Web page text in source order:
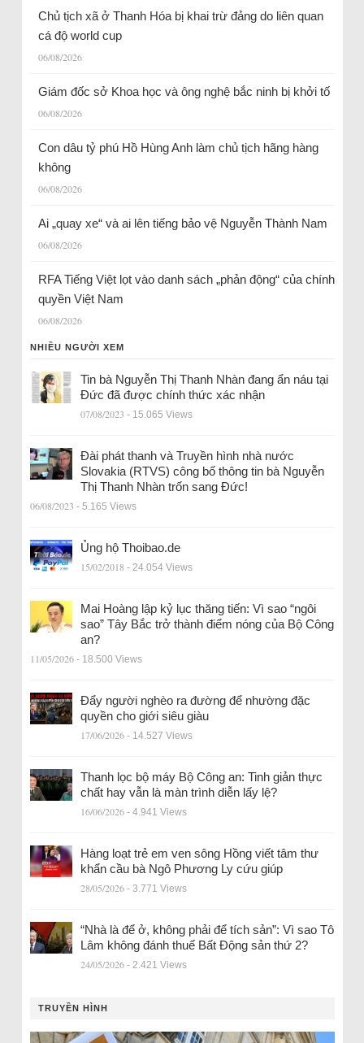
Chủ tịch xã ở Thanh Hóa bị khai trừ đảng do liên quan
cá độ world cup
06/08/2026
Giám đốc sở Khoa học và ông nghệ bắc ninh bị khởi tố
06/08/2026
Con dâu tỷ phú Hồ Hùng Anh làm chủ tịch hãng hàng
không
06/08/2026
Ai „quay xe“ và ai lên tiếng bảo vệ Nguyễn Thành Nam
06/08/2026
RFA Tiếng Việt lọt vào danh sách „phản động“ của chính
quyền Việt Nam
06/08/2026
NHIỀU NGƯỜI XEM
Tin bà Nguyễn Thị Thanh Nhàn đang ẩn náu tại
Đức đã được chính thức xác nhận
07/08/2023 - 15.065 Views
Đài phát thanh và Truyền hình nhà nước
Slovakia (RTVS) công bố thông tin bà Nguyễn
Thị Thanh Nhàn trốn sang Đức!
06/08/2023 - 5.165 Views
Ủng hộ Thoibao.de
15/02/2018 - 24.054 Views
Mai Hoàng lập kỷ lục thăng tiến: Vì sao “ngôi
sao” Tây Bắc trở thành điểm nóng của Bộ Công
an?
11/05/2026 - 18.500 Views
Đẩy người nghèo ra đường để nhường đặc
quyền cho giới siêu giàu
17/06/2026 - 14.527 Views
Thanh lọc bộ máy Bộ Công an: Tinh giản thực
chất hay vẫn là màn trình diễn lấy lệ?
16/06/2026 - 4.941 Views
Hàng loạt trẻ em ven sông Hồng viết tâm thư
khẩn cầu bà Ngô Phương Ly cứu giúp
28/05/2026 - 3.771 Views
“Nhà là để ở, không phải để tích sản”: Vì sao Tô
Lâm không đánh thuế Bất Động sản thứ 2?
24/05/2026 - 2.421 Views
TRUYỀN HÌNH